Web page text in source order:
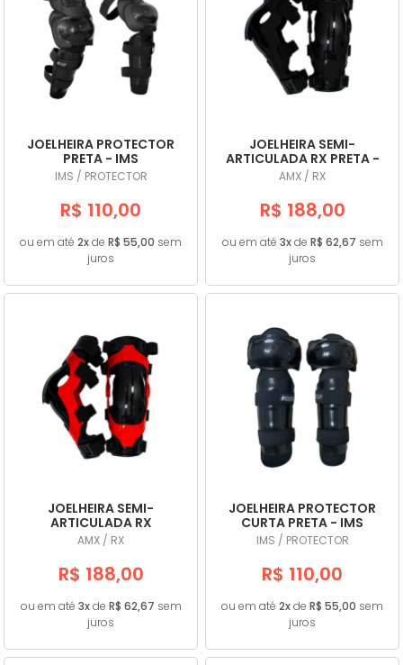
JOELHEIRA PROTECTOR
PRETA - IMS
IMS / PROTECTOR
R$ 110,00
ou em até 2xde R$ 55,00 sem
juros
JOELHEIRA SEMI-
ARTICULADA RX PRETA -
AMX
AMX / RX
R$ 188,00
ou em até 3xde R$ 62,67 sem
juros
JOELHEIRA SEMI-
ARTICULADA RX
VERMELHA - AMX
AMX / RX
R$ 188,00
ou em até 3xde R$ 62,67 sem
juros
JOELHEIRA PROTECTOR
CURTA PRETA - IMS
IMS / PROTECTOR
R$ 110,00
ou em até 2xde R$ 55,00 sem
juros